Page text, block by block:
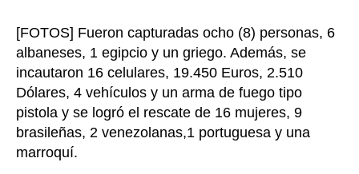
[FOTOS] Fueron capturadas ocho (8) personas, 6
albaneses, 1 egipcio y un griego. Además, se
incautaron 16 celulares, 19.450 Euros, 2.510
Dólares, 4 vehículos y un arma de fuego tipo
pistola y se logró el rescate de 16 mujeres, 9
brasileñas, 2 venezolanas,1 portuguesa y una
marroquí.